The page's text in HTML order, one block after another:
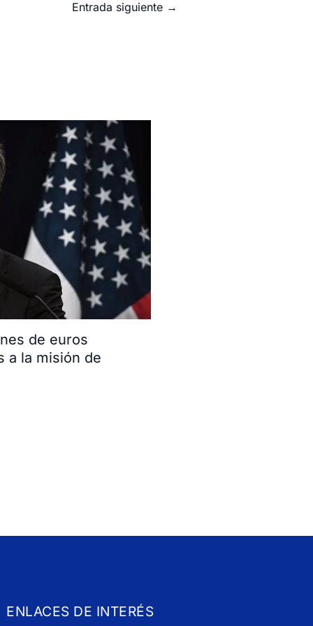
Entrada siguiente →
de euros
a la misión de
ENLACES DE INTERÉS